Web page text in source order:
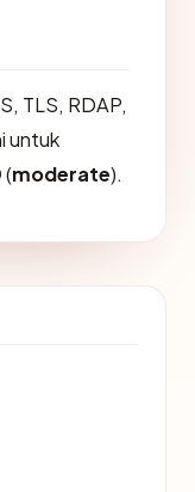
TLS, RDAP,
untuk
(moderate).